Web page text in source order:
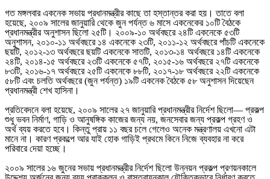
গত মঙ্গলবার একনেক সভায় প্রধানমন্ত্রীর কাছে তা হস্তান্তর করা হয়। তাতে বলা
হয়েছে, ২০০৯ সালের জানুয়ারি থেকে জুন পর্যন্ত ৬ মাসে একনেকের ১০টি বৈঠকে
প্রধানমন্ত্রীর অনুশাসন ছিলো ২৫টি। ২০০৯-১০ অর্থবছরে ২৪টি একনেকে ৫৩টি
অনুশাসন, ২০১০-১১ অর্থবছরে ১৪ একনেকে ২৩টি, ২০১১-১২ অর্থবছরে পাঁচটি একনেকে
ছয়টি, ২০১২-১৩ অর্থবছরে ছয়টি একনেকে সাতটি, ২০১৩-১৪ অর্থবছরে ১৪টি একনেকে
২৪টি, ২০১৪-১৫ অর্থবছরে ২৩টি একনেকে ৫৭টি, ২০১৫-১৬ অর্থবছরে ২৭টি একনেকে
৮৩টি, ২০১৬-১৭ অর্থবছরে ২৫টি একনেকে ৮৮টি, ২০১৭-১৮ অর্থবছরে ২২টি একনেকে
৫৮টি এবং চলতি অর্থবছরে (জুন পর্যন্ত) ১৯টি একনেক বৈঠকে ৫৮ অনুশাসন দিয়েছেন
প্রধানমন্ত্রী শেখ হাসিনা।
প্রতিবেদনে বলা হয়েছে, ২০০৯ সালের ২৭ জানুয়ারি প্রধানমন্ত্রীর নির্দেশ ছিলো— প্রকল্প
শুধু ভবন নির্মাণ, গাড়ি ও আনুষঙ্গিক কাজের জন্য নয়, জনসেবার জন্য প্রকল্প গ্রহণ ও
অর্থ ব্যয় করতে হবে। কিন্তু প্রায় ১১ বছর চলে গেলেও অনেক মন্ত্রণালয় এখনো এটা
মানে না। কারণ প্রকল্পে আর যাই হোক গাড়িই প্রথমে কিনে নিজে ব্যবহার না করে
পরিবারে দেয়া হচ্ছে।
২০০৯ সালের ১৬ জুনের সভায় প্রধানমন্ত্রীর নির্দেশ ছিলো উন্নয়ন প্রকল্প প্রণয়নকালে